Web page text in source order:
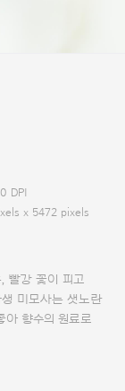
DPI
x 5472 pixels
빨강 꽃이 피고
미모사는 샛노란
아 향수의 원료로